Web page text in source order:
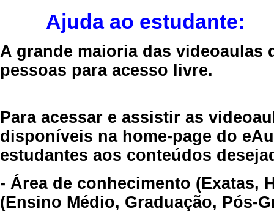
Ajuda ao estudante:
A grande maioria das videoaulas
pessoas para acesso livre.
Para acessar e assistir as
disponíveis na home-page do
estudantes aos conteúdos
- Área de conhecimento (Exatas,
(Ensino Médio, Graduação, Pós-